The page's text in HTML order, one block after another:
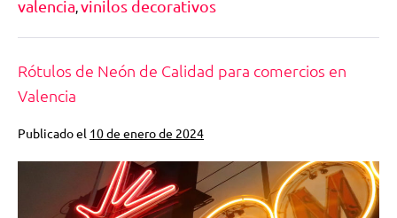
valencia,vinilos decorativos
Rótulos de Neón de Calidad para comercios en
Valencia
Publicado el 10 de enero de 2024